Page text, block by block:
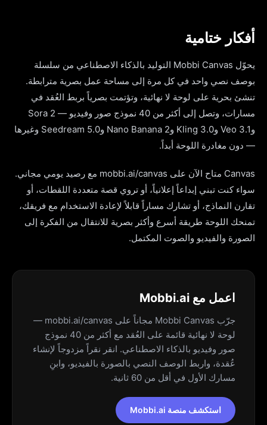
أفكار ختامية
يحوّل Mobbi Canvas التوليد بالذكاء الاصطناعي من سلسلة
بوصف نصي واحد في كل مرة إلى مساحة عمل بصرية مترابطة.
تنشئ بحرية على لوحة لا نهائية، وتؤتمت بصرياً بربط العُقد في
مسارات، وتصل إلى أكثر من 40 نموذج صور وفيديو — Sora 2
وVeo 3.1 وKling 3.0 وNano Banana 2 وSeedream 5.0 وغيرها
— دون مغادرة اللوحة أبداً.
Canvas متاح الآن على mobbi.ai/canvas مع رصيد يومي مجاني.
سواء كنت تبني إبداعاً إعلانياً، أو تروي قصة متعددة اللقطات، أو
تقارن النماذج، أو تشارك مساراً قابلاً لإعادة الاستخدام مع فريقك،
تمنحك اللوحة طريقة أسرع وأكثر بصرية للانتقال من الفكرة إلى
الصورة والفيديو والصوت المكتمل.
اعمل مع Mobbi.ai
جرّب Mobbi Canvas مجاناً على mobbi.ai/canvas —
لوحة لا نهائية قائمة على العُقد مع أكثر من 40 نموذج
صور وفيديو بالذكاء الاصطناعي. انقر نقراً مزدوجاً لإنشاء
عُقدة، واربط الوصف النصي بالصورة بالفيديو، وابنِ
مسارك الأول في أقل من 60 ثانية.
استكشف منصة Mobbi.ai